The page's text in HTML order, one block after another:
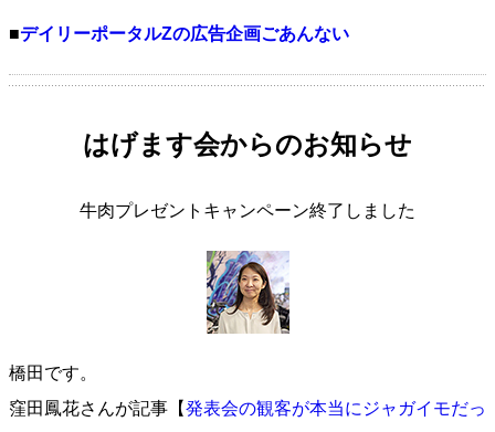
■デイリーポータルZの広告企画ごあんない
はげます会からのお知らせ
牛肉プレゼントキャンペーン終了しました
橋田です。
窪田鳳花さんが記事【発表会の観客が本当にジャガイモだっ